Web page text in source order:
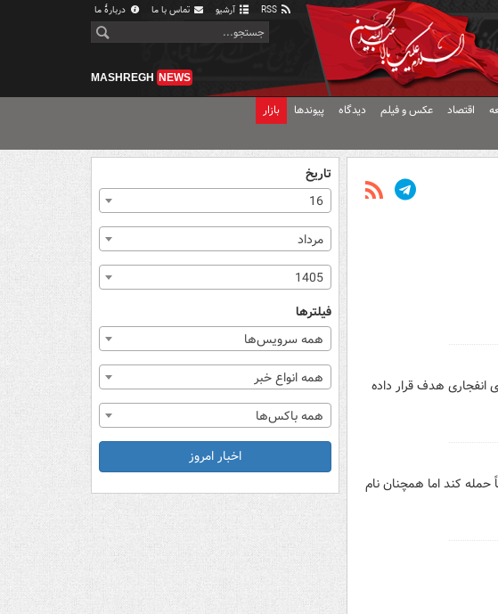
آرشیو تماس با ما دربارهٔ ما
MASHREGH NEWS
اقتصاد عکس و فیلم دیدگاه پیوندها بازار
انفجاری هدف قرار داده
حمله کند اما همچنان نام
تاریخ
16
مرداد
1405
فیلترها
همه سرویس‌ها
همه انواع خبر
همه باکس‌ها
اخبار امروز